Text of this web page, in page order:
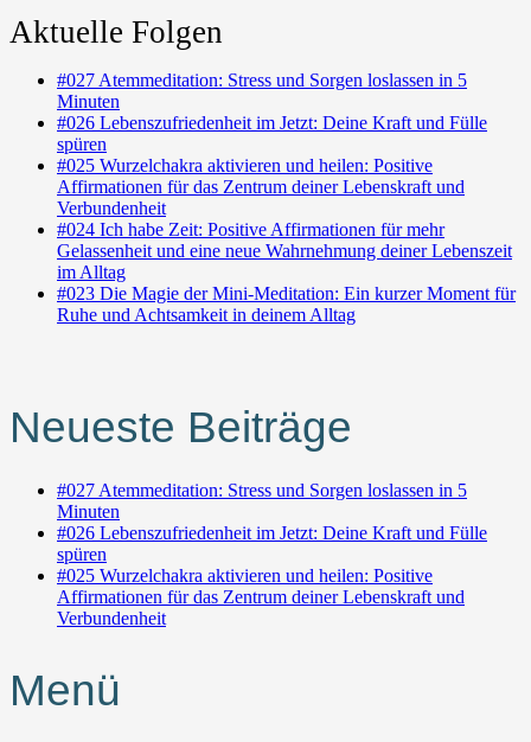
Aktuelle Folgen
#027 Atemmeditation: Stress und Sorgen loslassen in 5
Minuten
#026 Lebenszufriedenheit im Jetzt: Deine Kraft und Fülle
spüren
#025 Wurzelchakra aktivieren und heilen: Positive
Affirmationen für das Zentrum deiner Lebenskraft und
Verbundenheit
#024 Ich habe Zeit: Positive Affirmationen für mehr
Gelassenheit und eine neue Wahrnehmung deiner Lebenszeit
im Alltag
#023 Die Magie der Mini-Meditation: Ein kurzer Moment für
Ruhe und Achtsamkeit in deinem Alltag
Neueste Beiträge
#027 Atemmeditation: Stress und Sorgen loslassen in 5
Minuten
#026 Lebenszufriedenheit im Jetzt: Deine Kraft und Fülle
spüren
#025 Wurzelchakra aktivieren und heilen: Positive
Affirmationen für das Zentrum deiner Lebenskraft und
Verbundenheit
Menü